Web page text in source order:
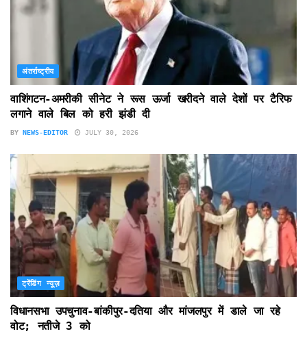
अंतर्राष्ट्रीय
वाशिंगटन-अमरीकी सीनेट ने रूस ऊर्जा खरीदने वाले देशों पर टैरिफ
लगाने वाले बिल को हरी झंडी दी
BY NEWS-EDITOR JULY 30, 2026
ट्रेंडिंग न्यूज़
विधानसभा उपचुनाव-बांकीपुर-दतिया और मांजलपुर में डाले जा रहे
वोट; नतीजे 3 को